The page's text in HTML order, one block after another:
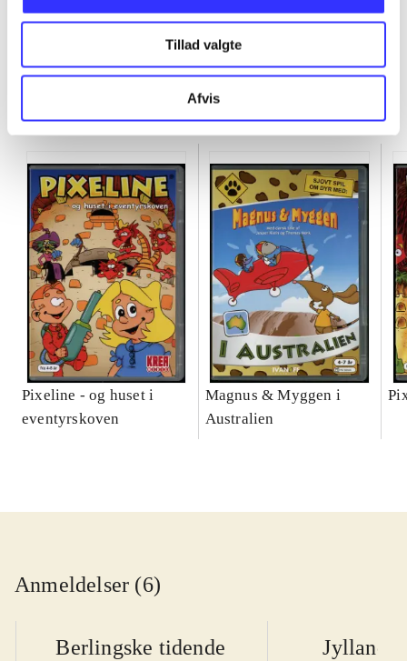
Tillad valgte
Afvis
Pixeline - og huset i
eventyrskoven
Magnus & Myggen i
Australien
Anmeldelser (6)
Berlingske tidende